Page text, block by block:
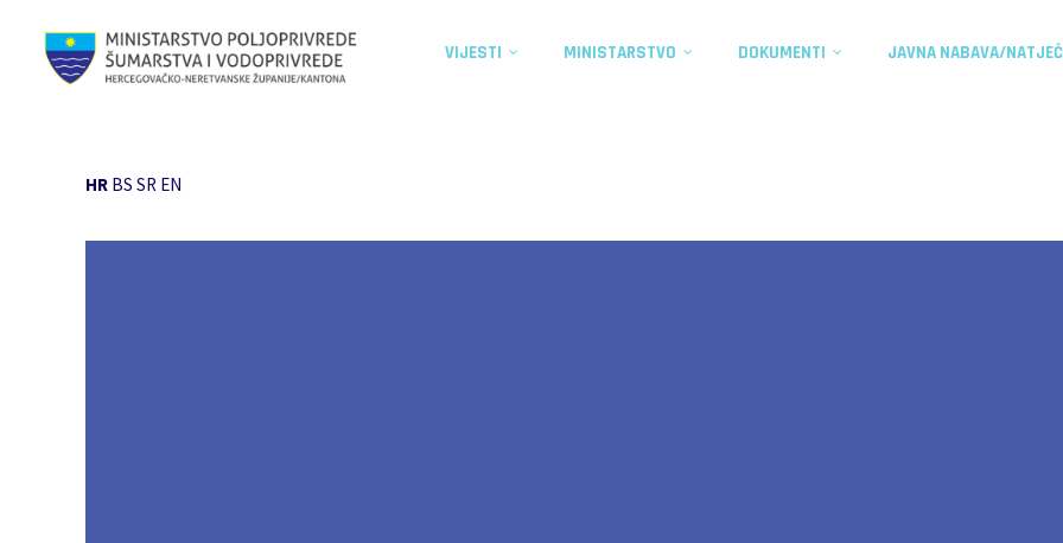
VIJESTI MINISTARSTVO DOKUMENTI JAVNA NABAVA/
HR BS SR EN